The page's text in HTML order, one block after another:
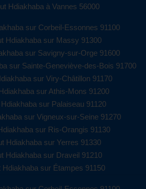
Hdiakhaba à Vannes 56000
sur Corbeil-Essonnes 91100
Hdiakhaba sur Massy 91300
sur Savigny-sur-Orge 91600
sur Sainte-Geneviève-des-Bois 91700
sur Viry-Châtillon 91170
sur Athis-Mons 91200
sur Palaiseau 91120
sur Vigneux-sur-Seine 91270
sur Ris-Orangis 91130
Hdiakhaba sur Yerres 91330
Hdiakhaba sur Draveil 91210
Hdiakhaba sur Étampes 91150